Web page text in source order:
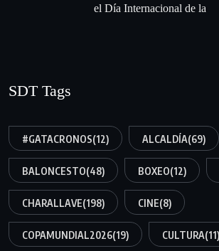
el Día Internacional de la
SDT Tags
#GATACRONOS(12) ALCALDÍA(69)
BALONCESTO(48) BOXEO(12)
CHARALLAVE(198) CINE(8)
COPAMUNDIAL2026(19) CULTURA(11)